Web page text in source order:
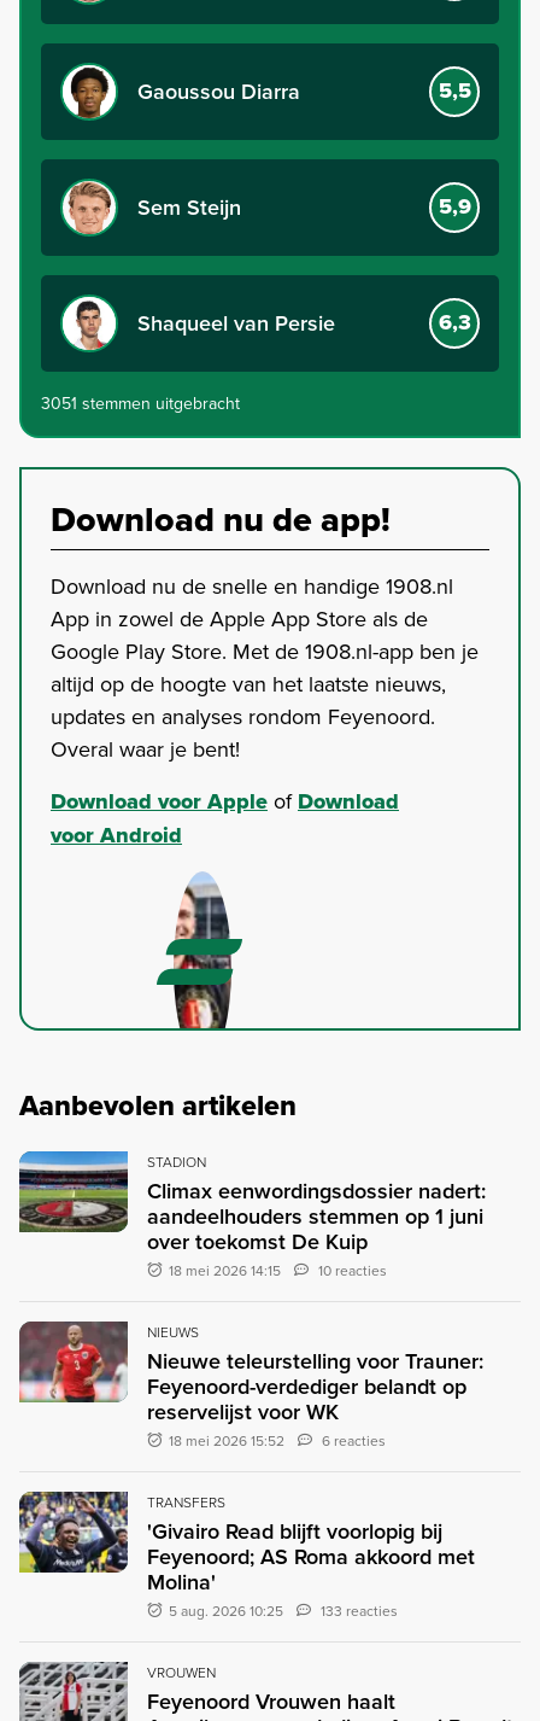
Gaoussou Diarra 5,5
Sem Steijn 5,9
Shaqueel van Persie 6,3
3051 stemmen uitgebracht
Download nu de app!
Download nu de snelle en handige 1908.nl
App in zowel de Apple App Store als de
Google Play Store. Met de 1908.nl-app ben je
altijd op de hoogte van het laatste nieuws,
updates en analyses rondom Feyenoord.
Overal waar je bent!
Download voor Apple of Download
voor Android
Aanbevolen artikelen
STADION
Climax eenwordingsdossier nadert:
aandeelhouders stemmen op 1 juni
over toekomst De Kuip
18 mei 2026 14:15 10 reacties
NIEUWS
Nieuwe teleurstelling voor Trauner:
Feyenoord-verdediger belandt op
reservelijst voor WK
18 mei 2026 15:52 6 reacties
TRANSFERS
'Givairo Read blijft voorlopig bij
Feyenoord; AS Roma akkoord met
Molina'
5 aug. 2026 10:25 133 reacties
VROUWEN
Feyenoord Vrouwen haalt